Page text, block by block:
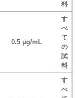
料
0.5 μg/mL
す
べ
て
の
試
料
す
べ